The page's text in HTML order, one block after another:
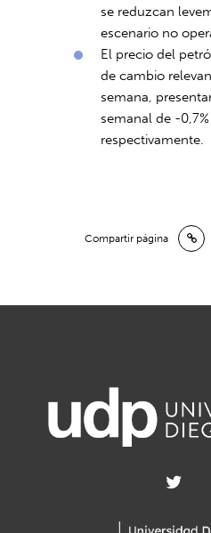
se reduzcan
escenario no
El precio del
de cambio
semana,
semanal de -
respectivamente.
Compartir página